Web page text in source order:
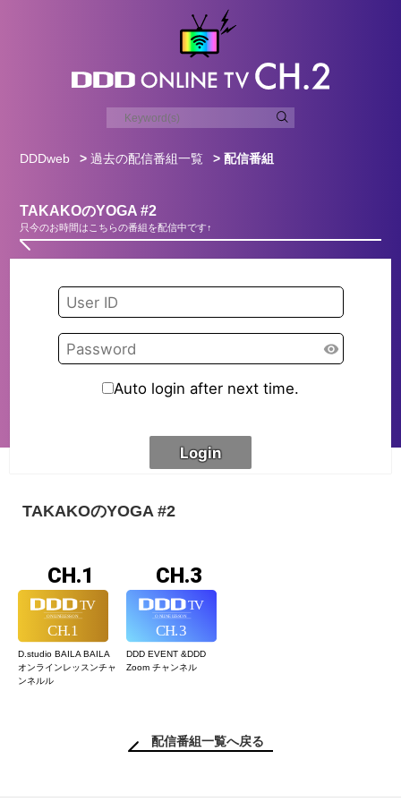
DDDweb >過去の配信番組一覧 > 配信番組
TAKAKOのYOGA #2
只今のお時間はこちらの番組を配信中です↑
TAKAKOのYOGA #2
CH.1
D.studio BAILA BAILA
オンラインレッスンチャ
ンネルル
CH.3
DDD EVENT &DDD
Zoom チャンネル
配信番組一覧へ戻る